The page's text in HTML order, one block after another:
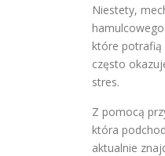
Niestety,
które potrafią
często
stres.
Z pomocą
która
aktualnie